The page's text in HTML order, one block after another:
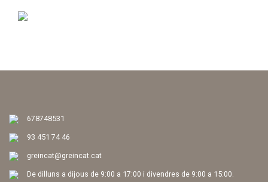
678748531
93 451 74 46
greincat@greincat.cat
De dilluns a dijous de 9:00 a 17:00 i divendres de 9:00 a 15:00.